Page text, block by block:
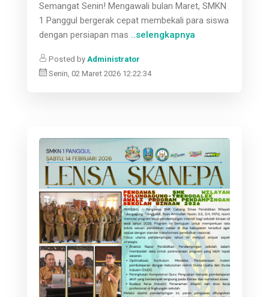
Semangat Senin! Mengawali bulan Maret, SMKN
1 Panggul bergerak cepat membekali para siswa
dengan persiapan mas ..selengkapnya
Posted by Administrator
Senin, 02 Maret 2026 12:22:34